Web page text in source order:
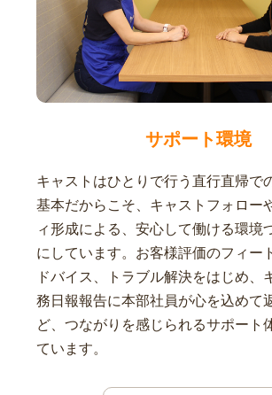
サポート環境
キャストはひとりで行う直行直帰で
基本だからこそ、キャストフォロー
ィ形成による、安心して働ける環境
にしています。お客様評価のフィー
ドバイス、トラブル解決をはじめ、
務日報報告に本部社員が心を込めて
ど、つながりを感じられるサポート
ています。